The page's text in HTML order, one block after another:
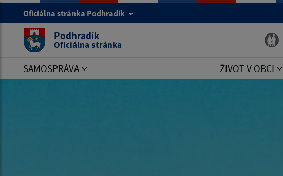
Oficiálna stránka Podhradík
Podhradík
Oficiálna stránka
SAMOSPRÁVA ŽIVOT V OBCI